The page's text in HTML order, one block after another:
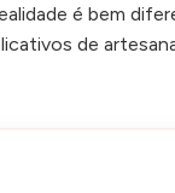
é bem
de